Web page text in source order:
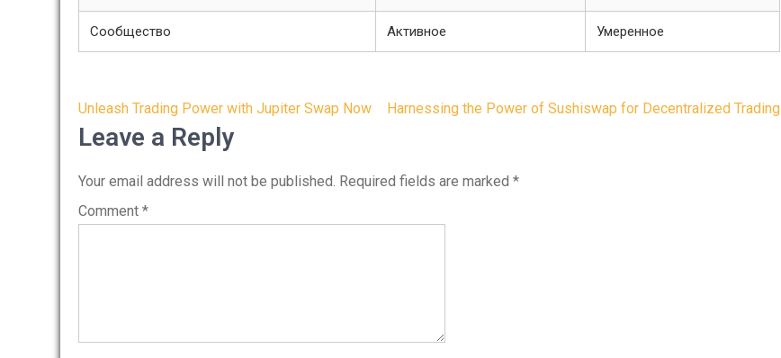
Сообщество Активное Умеренное
Post
navigation
Unleash Trading Power with Jupiter Swap Now Harnessing the Power of Sushiswap for Decentralized Trading
Leave a Reply
Your email address will not be published. Required fields are marked *
Comment *